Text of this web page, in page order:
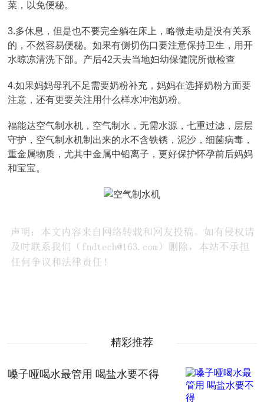
菜，以免便秘。
3.多休息，但是也不要完全躺在床上，略微走动是没有关系
的，不然容易便秘。如果有侧切伤口要注意保持卫生，用开
水晾凉清洗下部。产后42天去当地妇幼保健院所做检查
4.如果妈妈母乳不足需要奶粉补充，妈妈在选择奶粉方面要
注意，还有更要关注用什么样水冲泡奶粉。
福能达空气制水机，空气制水，无需水源，七重过滤，层层
守护，空气制水机制出来的水不含铁锈，泥沙，细菌病毒，
重金属物质，尤其中金属中铅离子，更好保护怀孕前后妈妈
和宝宝。
精彩推荐
嗓子哑喝水最管用 喝盐水要不得